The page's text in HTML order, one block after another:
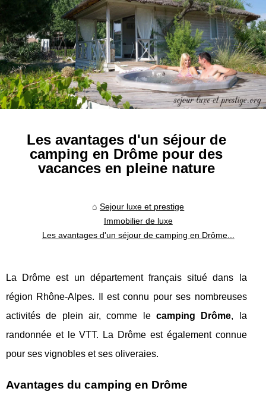
Les avantages d'un séjour de
camping en Drôme pour des
vacances en pleine nature
Sejour luxe et prestige
Immobilier de luxe
Les avantages d'un séjour de camping en Drôme...
La Drôme est un département français situé dans la
région Rhône-Alpes. Il est connu pour ses nombreuses
activités de plein air, comme le camping Drôme, la
randonnée et le VTT. La Drôme est également connue
pour ses vignobles et ses oliveraies.
Avantages du camping en Drôme